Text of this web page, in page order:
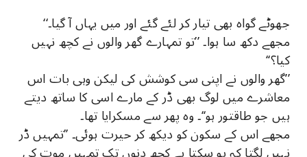
جھوٹے گواہ بھی تیار کر لئے گئے اور میں یہاں آ گیا۔‘‘
مجھے دکھ سا ہوا۔ ’’تو تمہارے گھر والوں نے کچھ نہیں
کیا؟‘‘
’’گھر والوں نے اپنی سی کوشش کی لیکن وہی بات اس
معاشرے میں لوگ بھی ڈر کے مارے اسی کا ساتھ دیتے
ہیں جو طاقتور ہو‘‘۔ وہ پھر سے مسکرایا تھا۔
مجھے اس کے سکون کو دیکھ کر حیرت ہوئی۔ ’’تمہیں ڈر